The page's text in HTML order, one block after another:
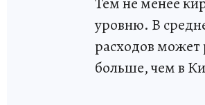
уровню. В
расходов может
больше, чем в